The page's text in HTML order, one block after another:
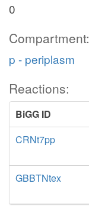
0
Compartment:
p - periplasm
Reactions:
BiGG ID
CRNt7pp
GBBTNtex